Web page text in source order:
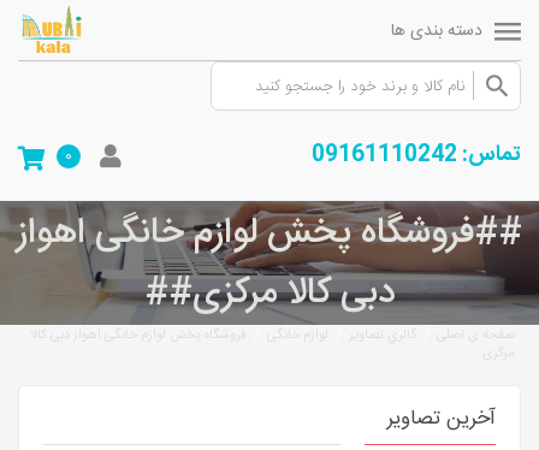
دسته بندی ها
تماس: 09161110242 0
##فروشگاه پخش لوازم خانگی اهواز
دبی کالا مرکزی##
صفحه ی اصلی گالري تصاوير لوازم خانگی
فروشگاه پخش لوازم خانگی اهواز دبی کالا
مرکزی
آخرین تصاویر